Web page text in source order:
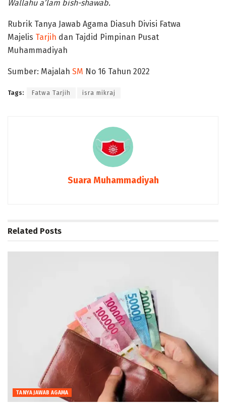
Wallahu a’lam bish-shawab.
Rubrik Tanya Jawab Agama Diasuh Divisi Fatwa
Majelis Tarjih dan Tajdid Pimpinan Pusat
Muhammadiyah
Sumber: Majalah SM No 16 Tahun 2022
Tags: Fatwa Tarjih isra mikraj
Suara Muhammadiyah
Related Posts
TANYA JAWAB AGAMA